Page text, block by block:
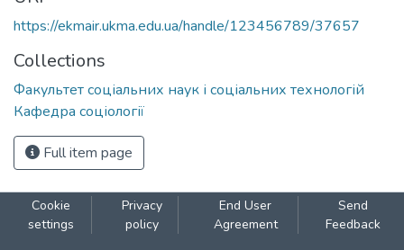
https://ekmair.ukma.edu.ua/handle/123456789/37657
Collections
Факультет соціальних наук і соціальних технологій
Кафедра соціології
Full item page
Cookie
settings
Privacy
policy
End User
Agreement
Send
Feedback